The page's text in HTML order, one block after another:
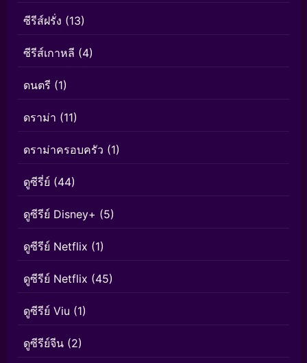
ซีรีส์ฝรั่ง (13)
ซีรีส์เกาหลี (4)
ดนตรี (1)
ดราม่า (11)
ดราม่าครอบครัว (1)
ดูซีรี่ย์ (44)
ดูซีรีย์ Disney+ (5)
ดูซีรีย์ Netflix (1)
ดูซีรีย์ Netflix (45)
ดูซีรีย์ Viu (1)
ดูซีรีย์จีน (2)